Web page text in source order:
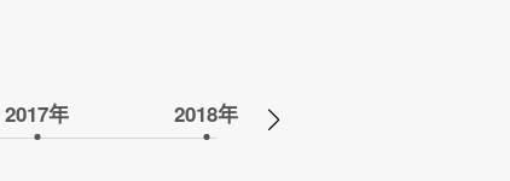
2017年 2018年